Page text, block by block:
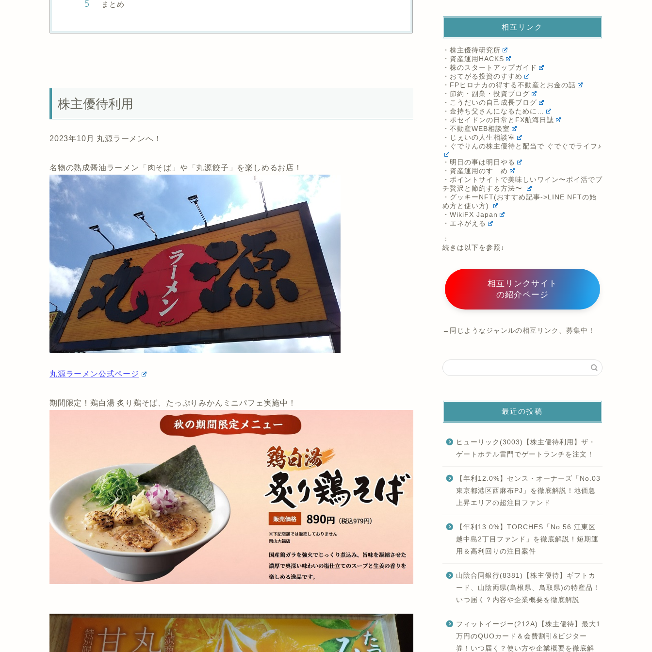
まとめ
株主優待利用
2023年10月 丸源ラーメンへ！
名物の熟成醤油ラーメン「肉そば」や「丸源餃子」を楽しめるお店！
丸源ラーメン公式ページ
期間限定！鶏白湯 炙り鶏そば、たっぷりみかんミニパフェ実施中！
相互リンク
・株主優待研究所
・資産運用HACKS
・株のスタートアップガイド
・おてがる投資のすすめ
・FPヒロナカの得する不動産とお金の話
・節約・副業・投資ブログ
・こうだいの自己成長ブログ
・金持ち父さんになるために…
・ポセイドンの日常とFX航海日誌
・不動産WEB相談室
・じぇいの人生相談室
・ぐでりんの株主優待と配当で ぐでぐでライフ♪
・明日の事は明日やる
・資産運用のすゝめ
・ポイントサイトで美味しいワイン〜ポイ活でプ
チ贅沢と節約する方法〜
・グッキーNFT(おすすめ記事->LINE NFTの始
め方と使い方)
・WikiFX Japan
・エネがえる
：
続きは以下を参照↓
相互リンクサイト
の紹介ページ
→同じようなジャンルの相互リンク、募集中！
最近の投稿
ヒューリック(3003)【株主優待利用】ザ・
ゲートホテル雷門でゲートランチを注文！
【年利12.0%】センス・オーナーズ「No.03
東京都港区西麻布PJ」を徹底解説！地価急
上昇エリアの超注目ファンド
【年利13.0%】TORCHES「No.56 江東区
越中島2丁目ファンド」を徹底解説！短期運
用＆高利回りの注目案件
山陰合同銀行(8381)【株主優待】ギフトカ
ード、山陰両県(島根県、鳥取県)の特産品！
いつ届く？内容や企業概要を徹底解説
フィットイージー(212A)【株主優待】最大1
万円のQUOカード＆会費割引&ビジター
券！いつ届く？使い方や企業概要を徹底解